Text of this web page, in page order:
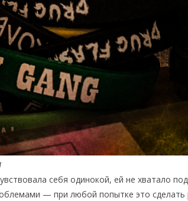
себя одинокой, ей не хватало
— при любой попытке это сделать